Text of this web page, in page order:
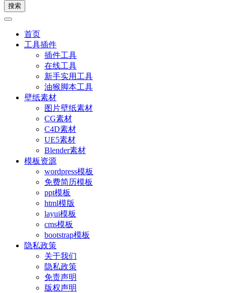
搜索
首页
工具插件
插件工具
在线工具
新手实用工具
油猴脚本工具
壁纸素材
图片壁纸素材
CG素材
C4D素材
UE5素材
Blender素材
模板资源
wordpress模板
免费简历模板
ppt模板
html模版
layui模板
cms模板
bootstrap模板
隐私政策
关于我们
隐私政策
免责声明
版权声明